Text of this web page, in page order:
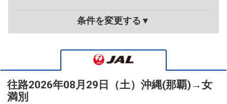
条件を変更する▼
往路2026年08月29日（土） 沖縄(那覇) →女
満別